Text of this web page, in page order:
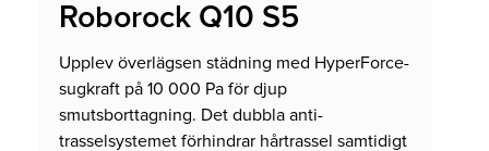
Roborock Q10 S5
Upplev överlägsen städning med HyperForce-
sugkraft på 10 000 Pa för djup
smutsborttagning. Det dubbla anti-
trasselsystemet förhindrar hårtrassel samtidigt